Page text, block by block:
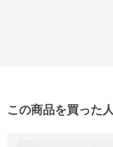
この商品を買った